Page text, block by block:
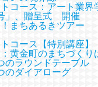
コース：アート業界
」、贈呈式 開催
まちあるきツアー
コース【特別講座】
黄金町のまちづく
のラウンドテーブル
のダイアローグ